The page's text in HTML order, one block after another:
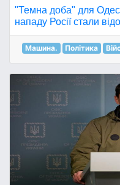
"Темна доба" для
нападу Росії стали
Машина. Політика